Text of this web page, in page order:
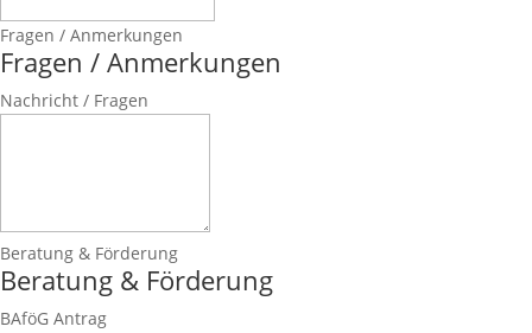
Fragen / Anmerkungen
Fragen / Anmerkungen
Nachricht / Fragen
Beratung & Förderung
Beratung & Förderung
BAföG Antrag